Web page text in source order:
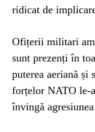
ridicat de
Ofițerii militari
sunt prezenți în
puterea aeriană
forțelor NATO le-
învingă